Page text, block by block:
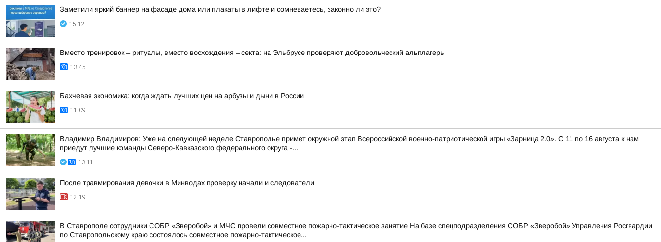
Заметили яркий баннер на фасаде дома или плакаты в лифте и сомневаетесь, законно ли это?
15:12
Вместо тренировок – ритуалы, вместо восхождения – секта: на Эльбрусе проверяют добровольческий альплагерь
13:45
Бахчевая экономика: когда ждать лучших цен на арбузы и дыни в России
11:09
Владимир Владимиров: Уже на следующей неделе Ставрополье примет окружной этап Всероссийской военно-патриотической игры «Зарница 2.0». С 11 по 16 августа к нам
приедут лучшие команды Северо-Кавказского федерального округа -...
13:11
После травмирования девочки в Минводах проверку начали и следователи
12:19
В Ставрополе сотрудники СОБР «Зверобой» и МЧС провели совместное пожарно-тактическое занятие На базе спецподразделения СОБР «Зверобой» Управления Росгвардии
по Ставропольскому краю состоялось совместное пожарно-тактическое...